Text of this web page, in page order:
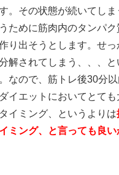
。その状態が続いてし
ために筋肉内のタンパ
り出そうとします。せ
解されてしまう、、、
なので、筋トレ後30分
イエットにおいてとても
イミング、というよりは
ミング、と言っても良